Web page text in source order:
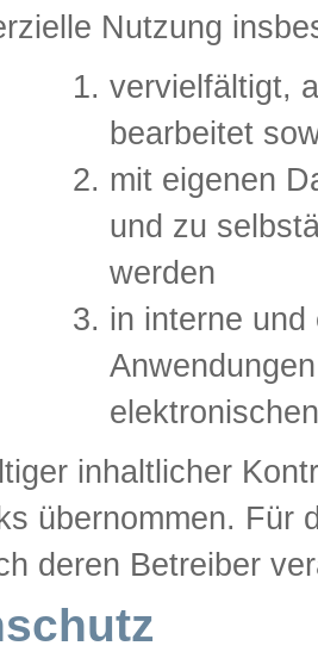
Nutzung
vervielfältigt,
bearbeitet
mit eigenen
und zu
werden
in interne
inhaltlicher
übernommen. Für
deren Betreiber